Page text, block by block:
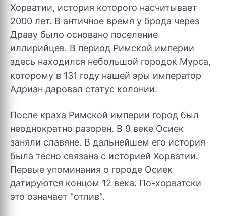
Хорватии, история которого насчитывает
2000 лет. В античное время у брода через
Драву было основано поселение
иллирийцев. В период Римской империи
здесь находился небольшой городок Мурса,
которому в 131 году нашей эры император
Адриан даровал статус колонии.
После краха Римской империи город был
неоднократно разорен. В 9 веке Осиек
заняли славяне. В дальнейшем его история
была тесно связана с историей Хорватии.
Первые упоминания о городе Осиек
датируются концом 12 века. По-хорватски
это означает "отлив".